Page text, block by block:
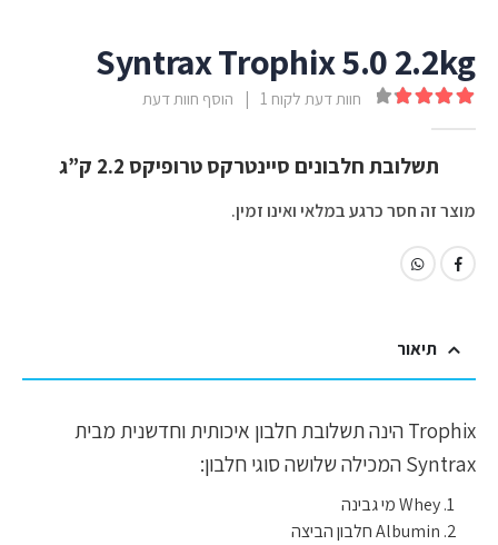
Syntrax Trophix 5.0 2.2kg
חוות דעת לקוח 1 הוסף חוות דעת
תשלובת חלבונים סיינטרקס טרופיקס 2.2 ק”ג
מוצר זה חסר כרגע במלאי ואינו זמין.
תיאור
Trophix הינה תשלובת חלבון איכותית וחדשנית מבית
Syntrax המכילה שלושה סוגי חלבון:
Whey מי גבינה
Albumin חלבון הביצה